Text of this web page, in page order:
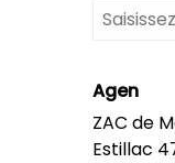
Agen
ZAC de
Estillac